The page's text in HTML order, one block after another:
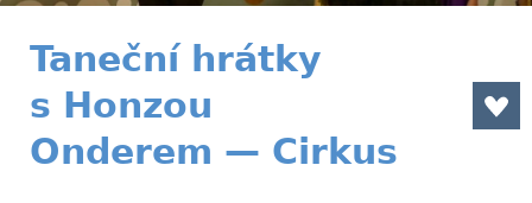
Taneční hrátky
s Honzou
Onderem — Cirkus